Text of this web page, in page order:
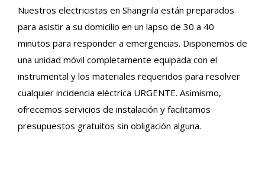
Nuestros electricistas en Shangrila están preparados
para asistir a su domicilio en un lapso de 30 a 40
minutos para responder a emergencias. Disponemos de
una unidad móvil completamente equipada con el
instrumental y los materiales requeridos para resolver
cualquier incidencia eléctrica URGENTE. Asimismo,
ofrecemos servicios de instalación y facilitamos
presupuestos gratuitos sin obligación alguna.